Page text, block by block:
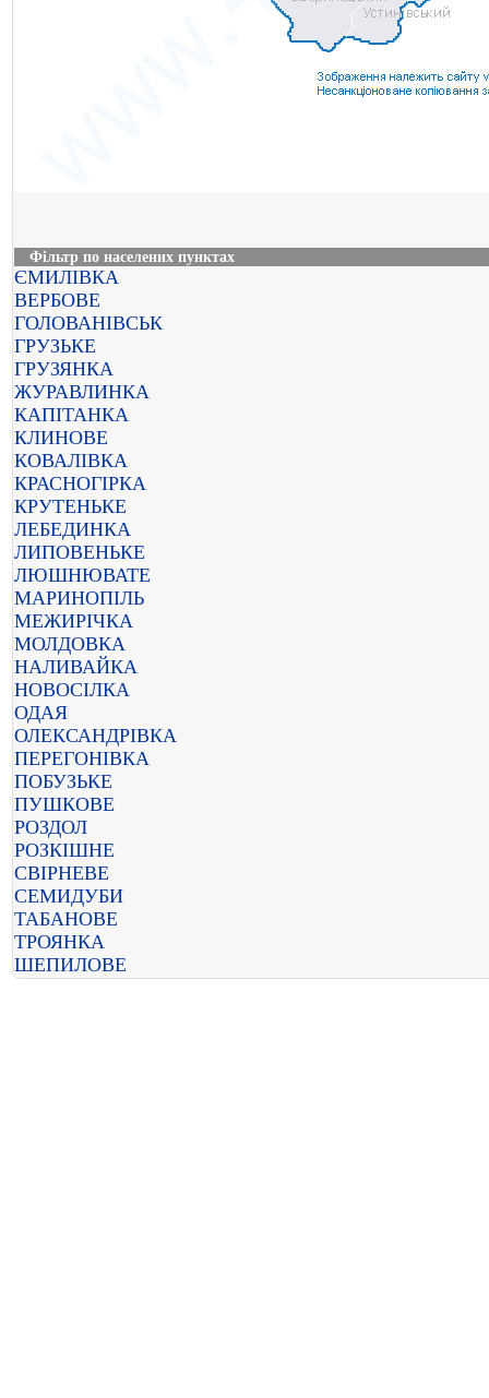
Фільтр по населених пунктах
ЄМИЛІВКА
ВЕРБОВЕ
ГОЛОВАНІВСЬК
ГРУЗЬКЕ
ГРУЗЯНКА
ЖУРАВЛИНКА
КАПІТАНКА
КЛИНОВЕ
КОВАЛІВКА
КРАСНОГІРКА
КРУТЕНЬКЕ
ЛЕБЕДИНКА
ЛИПОВЕНЬКЕ
ЛЮШНЮВАТЕ
МАРИНОПІЛЬ
МЕЖИРІЧКА
МОЛДОВКА
НАЛИВАЙКА
НОВОСІЛКА
ОДАЯ
ОЛЕКСАНДРІВКА
ПЕРЕГОНІВКА
ПОБУЗЬКЕ
ПУШКОВЕ
РОЗДОЛ
РОЗКІШНЕ
СВІРНЕВЕ
СЕМИДУБИ
ТАБАНОВЕ
ТРОЯНКА
ШЕПИЛОВЕ